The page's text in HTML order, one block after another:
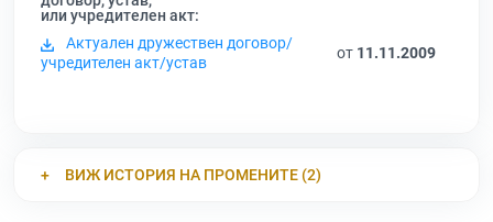
или учредителен акт:
Актуален дружествен договор/
учредителен акт/устав
от 11.11.2009
ВИЖ ИСТОРИЯ НА ПРОМЕНИТЕ (2)